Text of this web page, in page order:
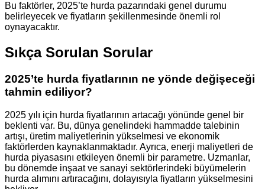
Bu faktörler, 2025’te hurda pazarındaki genel durumu
belirleyecek ve fiyatların şekillenmesinde önemli rol
oynayacaktır.
Sıkça Sorulan Sorular
2025’te hurda fiyatlarının ne yönde değişeceği
tahmin ediliyor?
2025 yılı için hurda fiyatlarının artacağı yönünde genel bir
beklenti var. Bu, dünya genelindeki hammadde talebinin
artışı, üretim maliyetlerinin yükselmesi ve ekonomik
faktörlerden kaynaklanmaktadır. Ayrıca, enerji maliyetleri de
hurda piyasasını etkileyen önemli bir parametre. Uzmanlar,
bu dönemde inşaat ve sanayi sektörlerindeki büyümelerin
hurda alımını artıracağını, dolayısıyla fiyatların yükselmesini